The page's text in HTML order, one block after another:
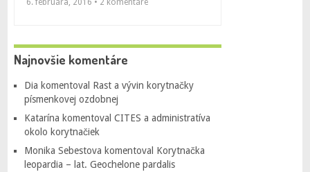
6. februára, 2016 • 2 komentáre
Najnovšie komentáre
Dia komentoval Rast a vývin korytnačky
písmenkovej ozdobnej
Katarína komentoval CITES a administratíva
okolo korytnačiek
Monika Sebestova komentoval Korytnačka
leopardia – lat. Geochelone pardalis